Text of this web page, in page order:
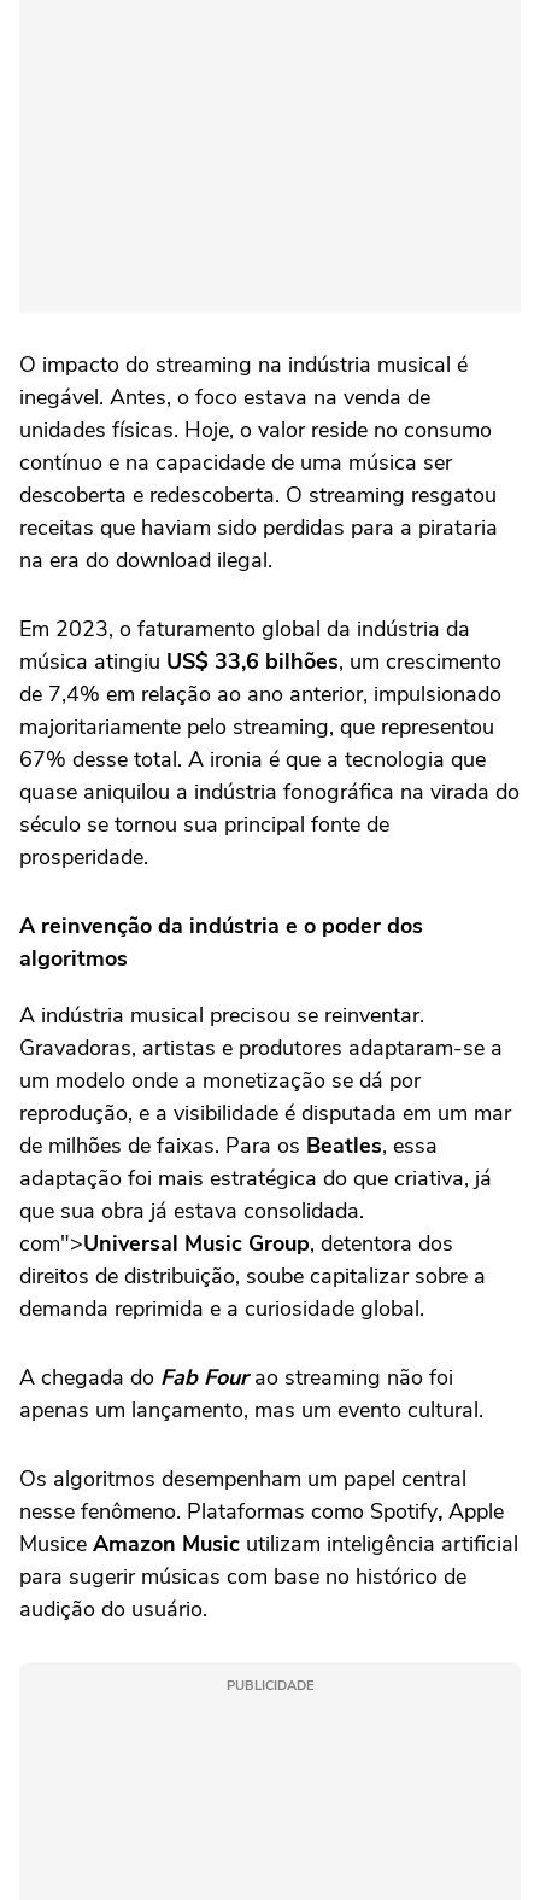
O impacto do streaming na indústria musical é
inegável. Antes, o foco estava na venda de
unidades físicas. Hoje, o valor reside no consumo
contínuo e na capacidade de uma música ser
descoberta e redescoberta. O streaming resgatou
receitas que haviam sido perdidas para a pirataria
na era do download ilegal.
Em 2023, o faturamento global da indústria da
música atingiu US$ 33,6 bilhões, um crescimento
de 7,4% em relação ao ano anterior, impulsionado
majoritariamente pelo streaming, que representou
67% desse total. A ironia é que a tecnologia que
quase aniquilou a indústria fonográfica na virada do
século se tornou sua principal fonte de
prosperidade.
A reinvenção da indústria e o poder dos
algoritmos
A indústria musical precisou se reinventar.
Gravadoras, artistas e produtores adaptaram-se a
um modelo onde a monetização se dá por
reprodução, e a visibilidade é disputada em um mar
de milhões de faixas. Para os Beatles, essa
adaptação foi mais estratégica do que criativa, já
que sua obra já estava consolidada.
com">Universal Music Group, detentora dos
direitos de distribuição, soube capitalizar sobre a
demanda reprimida e a curiosidade global.
A chegada do Fab Fourao streaming não foi
apenas um lançamento, mas um evento cultural.
Os algoritmos desempenham um papel central
nesse fenômeno. Plataformas como Spotify, Apple
Musice Amazon Music utilizam inteligência artificial
para sugerir músicas com base no histórico de
audição do usuário.
PUBLICIDADE